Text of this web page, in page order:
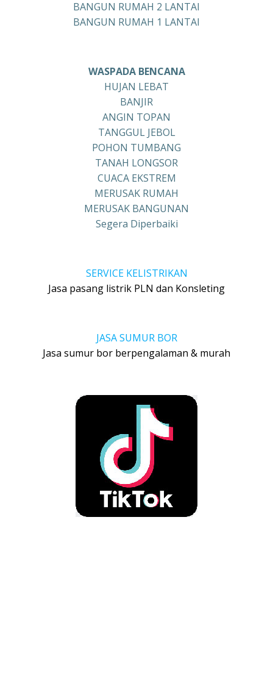
BANGUN RUMAH 2 LANTAI
BANGUN RUMAH 1 LANTAI
WASPADA BENCANA
HUJAN LEBAT
BANJIR
ANGIN TOPAN
TANGGUL JEBOL
POHON TUMBANG
TANAH LONGSOR
CUACA EKSTREM
MERUSAK RUMAH
MERUSAK BANGUNAN
Segera Diperbaiki
SERVICE KELISTRIKAN
Jasa pasang listrik PLN dan Konsleting
JASA SUMUR BOR
Jasa sumur bor berpengalaman & murah